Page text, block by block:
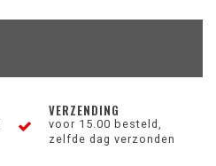
VERZENDING
voor 15.00 besteld,
zelfde dag verzonden